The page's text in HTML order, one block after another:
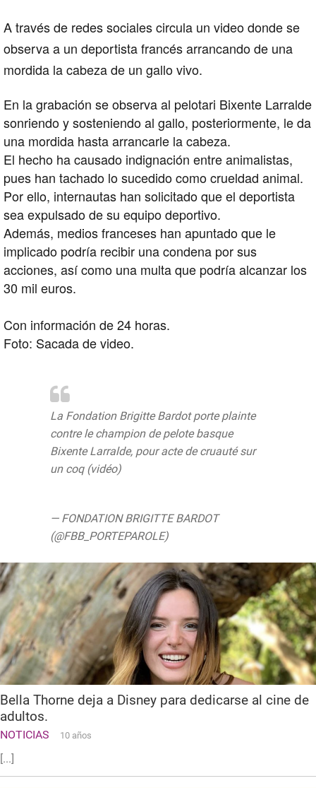
A través de redes socialescircula un video donde se
observa a un deportista francés arrancando de una
mordida la cabeza de un gallo vivo.
En la grabación se observa al pelotari Bixente Larralde
sonriendo y sosteniendo al gallo, posteriormente, le da
una mordida hasta arrancarle la cabeza.
El hecho ha causado indignación entre animalistas,
pues han tachado lo sucedido como crueldad animal.
Por ello, internautas han solicitado que el deportista
sea expulsado de su equipo deportivo.
Además, medios franceses han apuntado que le
implicado podría recibir una condena por sus
acciones, así como una multa que podría alcanzar los
30 mil euros.
Con información de 24 horas.
Foto: Sacada de video.
La Fondation Brigitte Bardot porte plainte
contre le champion de pelote basque
Bixente Larralde, pour acte de cruauté sur
un coq (vidéo)
— FONDATION BRIGITTE BARDOT
(@FBB_PORTEPAROLE)
Bella Thorne deja a Disney para dedicarse al cine de
adultos.
NOTICIAS 10 años
[...]